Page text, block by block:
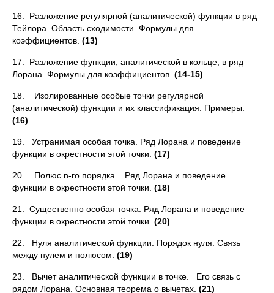
16. Разложение регулярной (аналитической) функции в ряд
Тей­лора. Область сходимости. Формулы для
коэффициентов. (13)
17. Разложение функции, аналитической в кольце, в ряд
Лорана. Формулы для коэффициентов. (14-15)
18. Изолированные особые точки регулярной
(аналитической) функции и их классификация. Примеры.
(16)
19. Устранимая особая точка. Ряд Лорана и поведение
функции в окрестности этой точки. (17)
20. Полюс n-го порядка. Ряд Лорана и поведение
функции в окрестности этой точки. (18)
21. Существенно особая точка. Ряд Лорана и поведение
функции в окрестности этой точки. (20)
22. Нуля аналитической функции. Порядок нуля. Связь
между нулем и полюсом. (19)
23. Вычет аналитической функции в точке. Его связь с
рядом Лорана. Основная теорема о вычетах. (21)